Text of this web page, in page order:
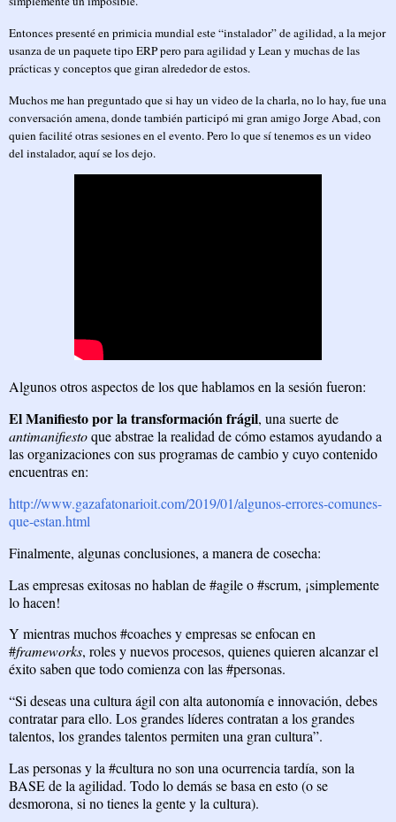
Entonces presenté en primicia mundial este “instalador” de agilidad, a la mejor
usanza de un paquete tipo ERP pero para agilidad y Lean y muchas de las
prácticas y conceptos que giran alrededor de estos.
Muchos me han preguntado que si hay un video de la charla, no lo hay, fue una
conversación amena, donde también participó mi gran amigo Jorge Abad, con
quien facilité otras sesiones en el evento. Pero lo que sí tenemos es un video
del instalador, aquí se los dejo.
Algunos otros aspectos de los que hablamos en la sesión fueron:
El Manifiesto por la transformación frágil, una suerte de
antimanifiestoque abstrae la realidad de cómo estamos ayudando a
las organizaciones con sus programas de cambio y cuyo contenido
encuentras en:
http://www.gazafatonarioit.com/2019/01/algunos-errores-comunes-
que-estan.html
Finalmente, algunas conclusiones, a manera de cosecha:
Las empresas exitosas no hablan de #agile o #scrum, ¡simplemente
lo hacen!
Y mientras muchos #coaches y empresas se enfocan en
#frameworks, roles y nuevos procesos, quienes quieren alcanzar el
éxito saben que todo comienza con las #personas.
“Si deseas una cultura ágil con alta autonomía e innovación, debes
contratar para ello. Los grandes líderes contratan a los grandes
talentos, los grandes talentos permiten una gran cultura”.
Las personas y la #cultura no son una ocurrencia tardía, son la
BASE de la agilidad. Todo lo demás se basa en esto (o se
desmorona, si no tienes la gente y la cultura).